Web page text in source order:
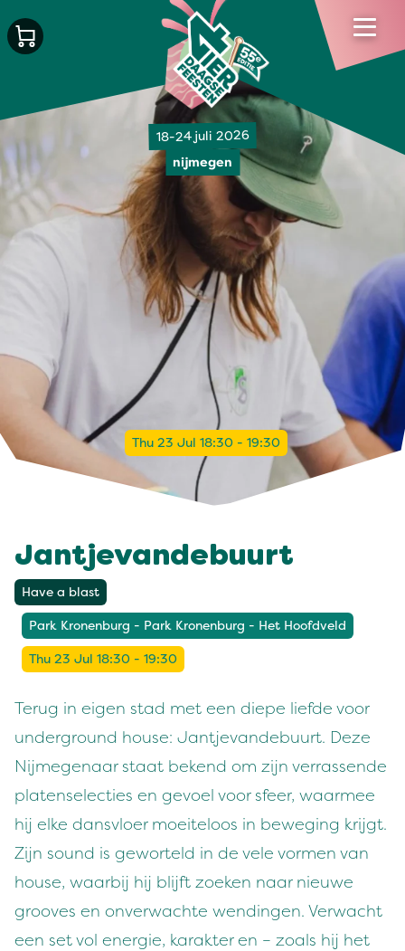
18-24 juli 2026
nijmegen
Thu 23 Jul 18:30 - 19:30
Jantjevandebuurt
Have a blast
Park Kronenburg - Park Kronenburg - Het Hoofdveld
Thu 23 Jul 18:30 - 19:30
Terug in eigen stad met een diepe liefde voor
underground house: Jantjevandebuurt. Deze
Nijmegenaar staat bekend om zijn verrassende
platenselecties en gevoel voor sfeer, waarmee
hij elke dansvloer moeiteloos in beweging krijgt.
Zijn sound is geworteld in de vele vormen van
house, waarbij hij blijft zoeken naar nieuwe
grooves en onverwachte wendingen. Verwacht
een set vol energie, karakter en – zoals hij het